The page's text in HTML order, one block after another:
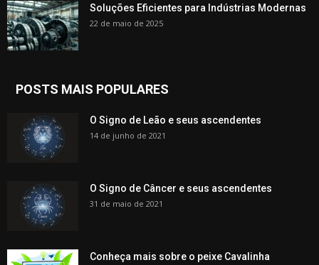
Soluções Eficientes para Indústrias Modernas
22 de maio de 2025
POSTS MAIS POPULARES
O Signo de Leão e seus ascendentes
14 de junho de 2021
O Signo de Câncer e seus ascendentes
31 de maio de 2021
Conheça mais sobre o peixe Cavalinha